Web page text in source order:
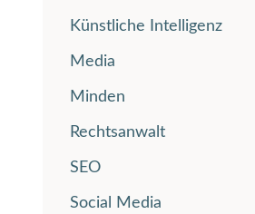
Künstliche Intelligenz
Media
Minden
Rechtsanwalt
SEO
Social Media